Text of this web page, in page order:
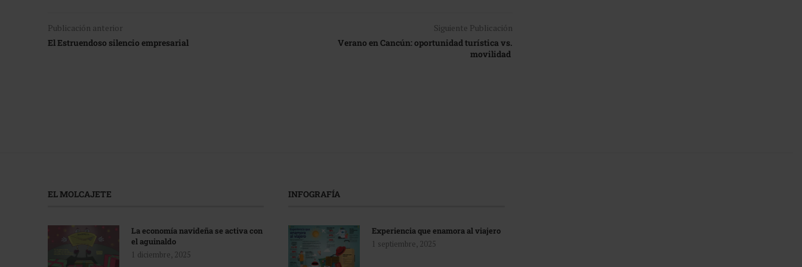
Publicación anterior
El Estruendoso silencio empresarial
Siguiente Publicación
Verano en Cancún: oportunidad turística vs.
movilidad
EL MOLCAJETE
La economía navideña se activa con
el aguinaldo
1 diciembre, 2025
INFOGRAFÍA
Experiencia que enamora al viajero
1 septiembre, 2025